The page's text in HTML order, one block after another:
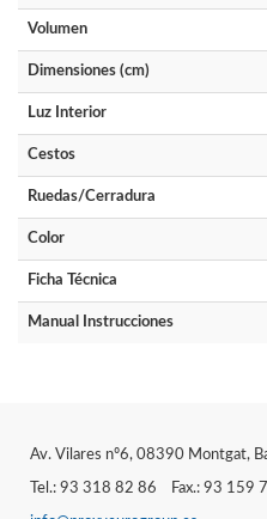
Volumen
Dimensiones (cm)
Luz Interior
Cestos
Ruedas/Cerradura
Color
Ficha Técnica
Manual Instrucciones
Av. Vilares nº6, 08390 Montgat,
Tel.: 93 318 82 86 Fax.: 93 159